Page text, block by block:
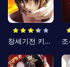
창세기전 키우기